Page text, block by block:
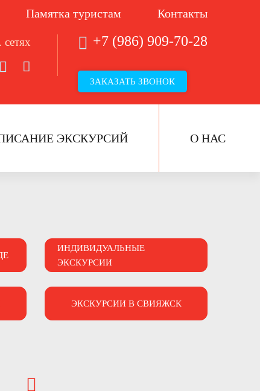
Памятка туристам Контакты
+7 (986) 909-70-28
ЗАКАЗАТЬ ЗВОНОК
ЭКСКУРСИЙ О НАС
ИНДИВИДУАЛЬНЫЕ
ЭКСКУРСИИ
ЭКСКУРСИИ В СВИЯЖСК